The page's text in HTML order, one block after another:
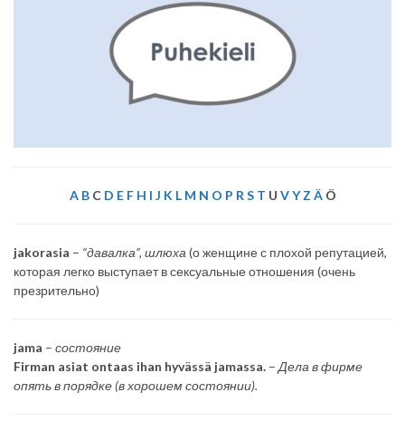
A B C D E F H I J K L M N O P R S T U V Y Z Ä Ö
jakorasia – “давалка”, шлюха (о женщине с плохой репутацией,
которая легко выступает в сексуальные отношения (очень
презрительно)
jama – состояние
Firman asiat ontaas ihan hyvässä jamassa. – Дела в фирме
опять в порядке (в хорошем состоянии).